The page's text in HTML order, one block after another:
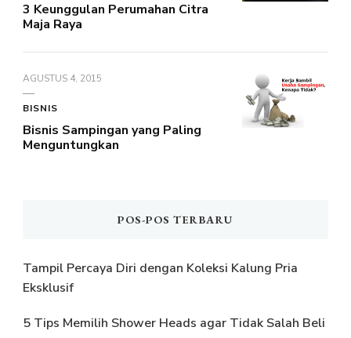
3 Keunggulan Perumahan Citra
Maja Raya
AGUSTUS 4, 2015
BISNIS
Bisnis Sampingan yang Paling
Menguntungkan
POS-POS TERBARU
Tampil Percaya Diri dengan Koleksi Kalung Pria
Eksklusif
5 Tips Memilih Shower Heads agar Tidak Salah Beli